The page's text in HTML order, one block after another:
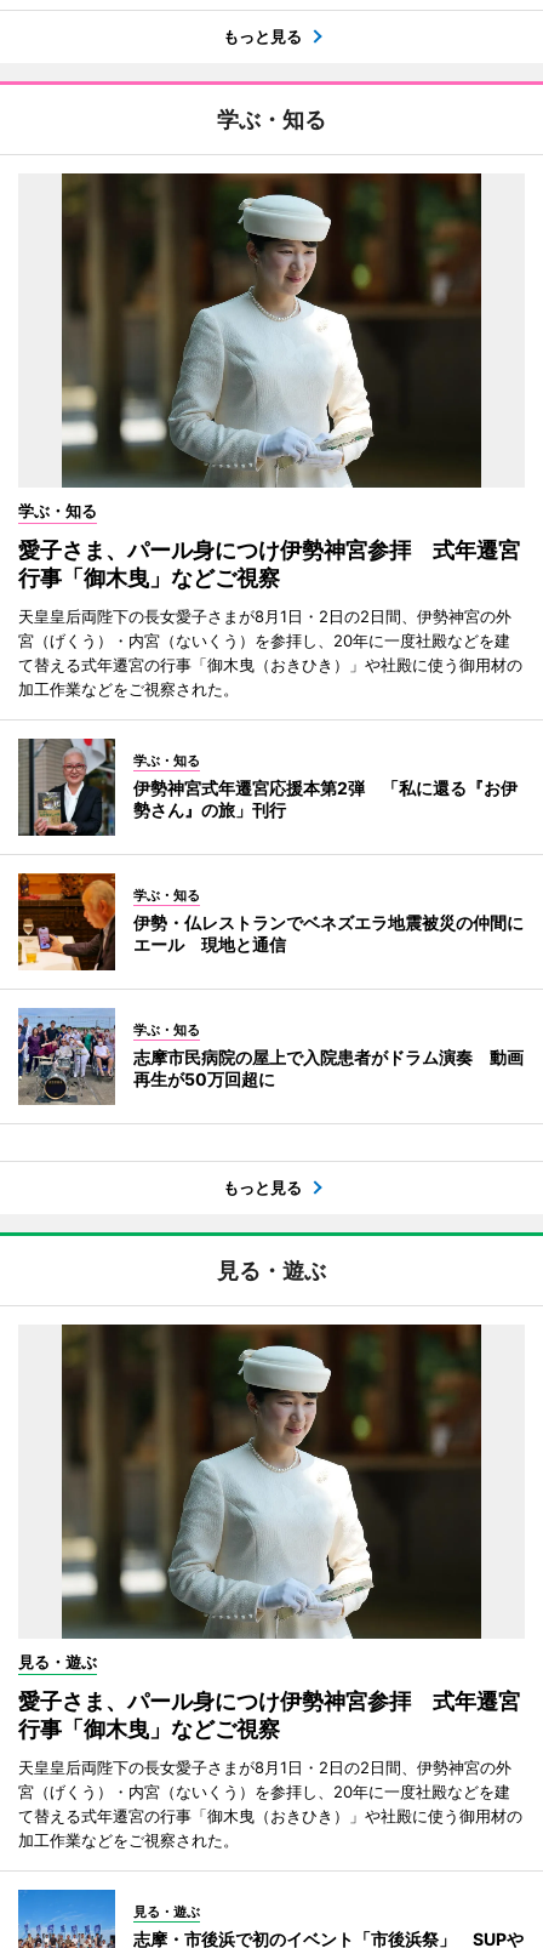
もっと見る
学ぶ・知る
学ぶ・知る
愛子さま、パール身につけ伊勢神宮参拝 式年遷宮
行事「御木曳」などご視察
天皇皇后両陛下の長女愛子さまが8月1日・2日の2日間、伊勢神宮の外
宮（げくう）・内宮（ないくう）を参拝し、20年に一度社殿などを建
て替える式年遷宮の行事「御木曳（おきひき）」や社殿に使う御用材の
加工作業などをご視察された。
学ぶ・知る
伊勢神宮式年遷宮応援本第2弾 「私に還る『お伊
勢さん』の旅」刊行
学ぶ・知る
伊勢・仏レストランでベネズエラ地震被災の仲間に
エール 現地と通信
学ぶ・知る
志摩市民病院の屋上で入院患者がドラム演奏 動画
再生が50万回超に
もっと見る
見る・遊ぶ
見る・遊ぶ
愛子さま、パール身につけ伊勢神宮参拝 式年遷宮
行事「御木曳」などご視察
天皇皇后両陛下の長女愛子さまが8月1日・2日の2日間、伊勢神宮の外
宮（げくう）・内宮（ないくう）を参拝し、20年に一度社殿などを建
て替える式年遷宮の行事「御木曳（おきひき）」や社殿に使う御用材の
加工作業などをご視察された。
見る・遊ぶ
志摩・市後浜で初のイベント「市後浜祭」 SUPや